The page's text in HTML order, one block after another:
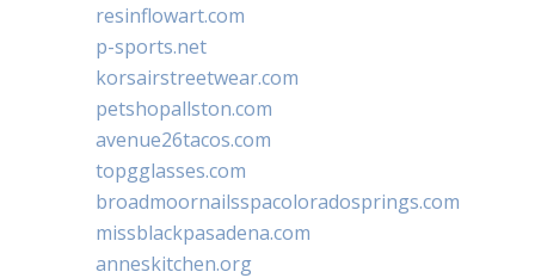
resinflowart.com
p-sports.net
korsairstreetwear.com
petshopallston.com
avenue26tacos.com
topgglasses.com
broadmoornailsspacoloradosprings.com
missblackpasadena.com
anneskitchen.org